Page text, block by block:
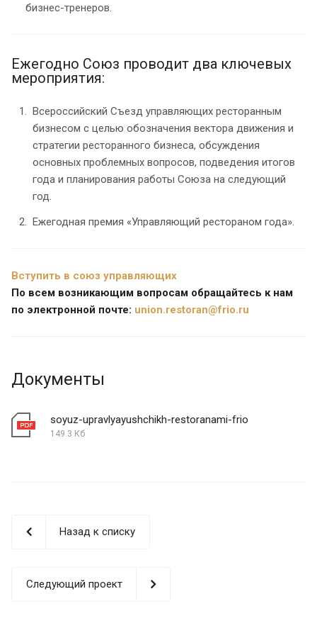
бизнес-тренеров.
Ежегодно Союз проводит два ключевых
мероприятия:
Всероссийский Съезд управляющих ресторанным
бизнесом с целью обозначения вектора движения и
стратегии ресторанного бизнеса, обсуждения
основных проблемных вопросов, подведения итогов
года и планирования работы Союза на следующий
год.
Ежегодная премия «Управляющий рестораном года».
Вступить в союз управляющих
По всем возникающим вопросам обращайтесь к нам
по электронной почте: union.restoran@frio.ru
Документы
soyuz-upravlyayushchikh-restoranami-frio
149.3 Кб
Назад к списку
Следующий проект